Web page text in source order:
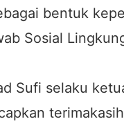
bentuk
Sosial
Sufi selaku